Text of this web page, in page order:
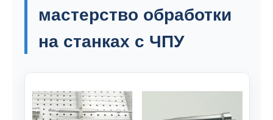
мастерство обработки
на станках с ЧПУ